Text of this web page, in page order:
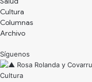
Cultura
Archivo
Síguenos
Cultura